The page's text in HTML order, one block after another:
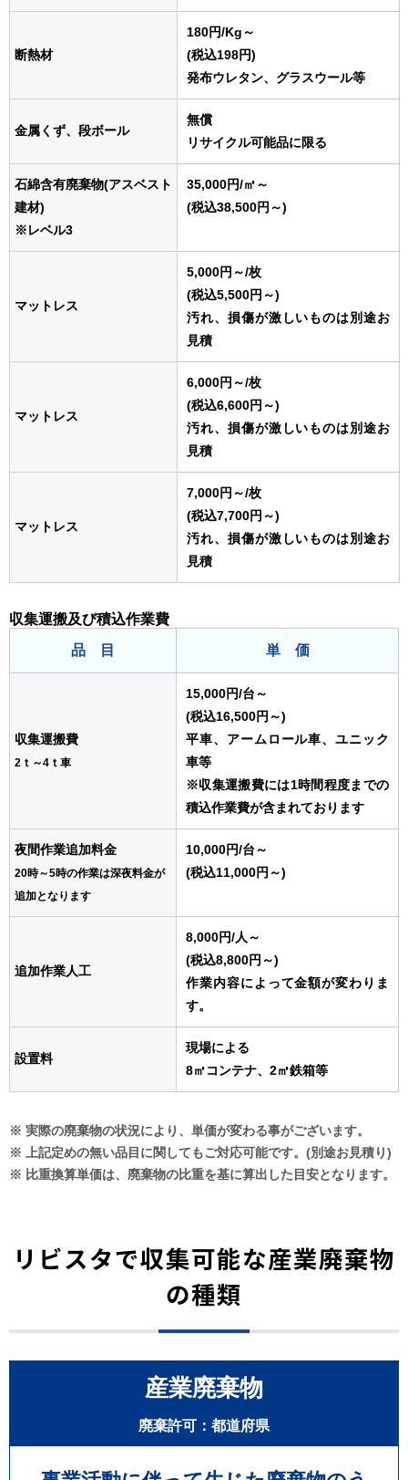
断熱材
180円/Kg ～
(税込198円)
発布ウレタン、グラスウール等
金属くず、段ボール
無償
リサイクル可能品に限る
石綿含有廃棄物(アスベスト
建材)
※レベル3
35,000円/㎥ ～
(税込38,500円～)
マットレス
5,000円～/枚
(税込5,500円～)
汚れ、損傷が激しいものは別途お
見積
マットレス
6,000円～/枚
(税込6,600円～)
汚れ、損傷が激しいものは別途お
見積
マットレス
7,000円～/枚
(税込7,700円～)
汚れ、損傷が激しいものは別途お
見積
収集運搬及び積込作業費
品 目
単 価
収集運搬費
2ｔ～4ｔ車
15,000円/台 ～
(税込16,500円～)
平車、アームロール車、ユニック
車等
※収集運搬費には1時間程度までの
積込作業費が含まれております
夜間作業追加料金
20時～5時の作業は深夜料金が
追加となります
10,000円/台 ～
(税込11,000円～)
追加作業人工
8,000円/人 ～
(税込8,800円～)
作業内容によって金額が変わりま
す。
設置料
現場による
8㎥コンテナ、2㎥鉄箱等
※ 実際の廃棄物の状況により、単価が変わる事がございます。
※ 上記定めの無い品目に関してもご対応可能です。(別途お見積り)
※ 比重換算単価は、廃棄物の比重を基に算出した目安となります。
リビスタで収集可能な産業廃棄物
の種類
産業廃棄物
廃棄許可：都道府県